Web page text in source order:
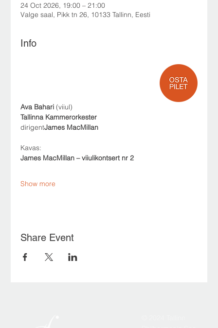
24 Oct 2026, 19:00 – 21:00
Valge saal, Pikk tn 26, 10133 Tallinn, Eesti
Info
Ava Bahari (viiul)
Tallinna Kammerorkester
dirigentJames MacMillan
Kavas:
James MacMillan – viiulikontsert nr 2
Show more
Share Event